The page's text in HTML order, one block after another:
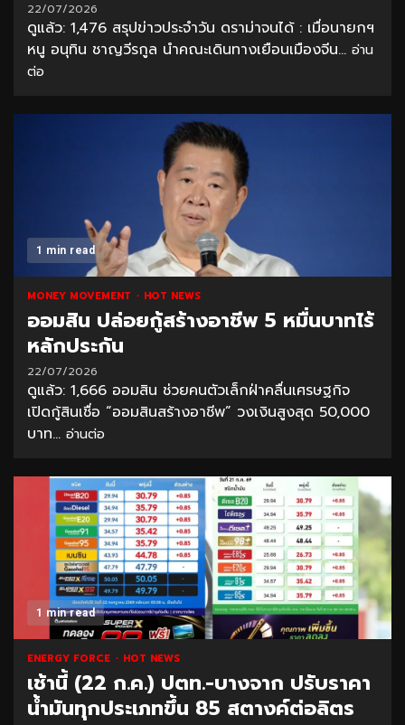
22/07/2026
ดูแล้ว: 1,476 สรุปข่าวประจำวัน ดราม่าจนได้ : เมื่อนายกฯ
หนู อนุทิน ชาญวีรกูล นำคณะเดินทางเยือนเมืองจีน... อ่าน
ต่อ
1 min read
MONEY MOVEMENT HOT NEWS
ออมสิน ปล่อยกู้สร้างอาชีพ 5 หมื่นบาทไร้
หลักประกัน
22/07/2026
ดูแล้ว: 1,666 ออมสิน ช่วยคนตัวเล็กฝ่าคลื่นเศรษฐกิจ
เปิดกู้สินเชื่อ “ออมสินสร้างอาชีพ” วงเงินสูงสุด 50,000
บาท... อ่านต่อ
1 min read
ENERGY FORCE HOT NEWS
เช้านี้ (22 ก.ค.) ปตท.-บางจาก ปรับราคา
น้ำมันทุกประเภทขึ้น 85 สตางค์ต่อลิตร